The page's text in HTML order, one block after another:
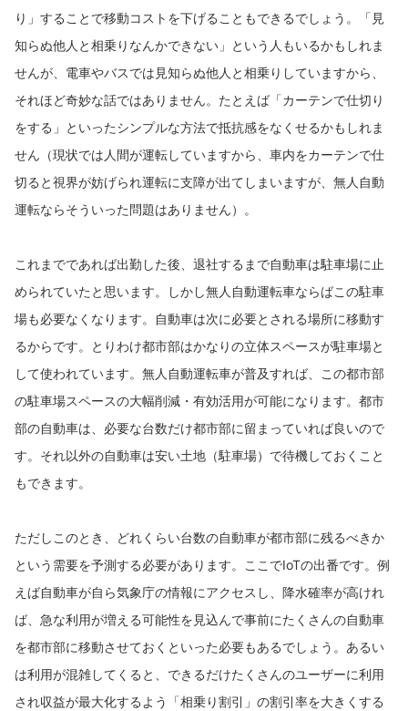
り」することで移動コストを下げることもできるでしょう。「見
知らぬ他人と相乗りなんかできない」という人もいるかもしれま
せんが、電車やバスでは見知らぬ他人と相乗りしていますから、
それほど奇妙な話ではありません。たとえば「カーテンで仕切り
をする」といったシンプルな方法で抵抗感をなくせるかもしれま
せん（現状では人間が運転していますから、車内をカーテンで仕
切ると視界が妨げられ運転に支障が出てしまいますが、無人自動
運転ならそういった問題はありません）。
これまでであれば出勤した後、退社するまで自動車は駐車場に止
められていたと思います。しかし無人自動運転車ならばこの駐車
場も必要なくなります。自動車は次に必要とされる場所に移動す
るからです。とりわけ都市部はかなりの立体スペースが駐車場と
して使われています。無人自動運転車が普及すれば、この都市部
の駐車場スペースの大幅削減・有効活用が可能になります。都市
部の自動車は、必要な台数だけ都市部に留まっていれば良いので
す。それ以外の自動車は安い土地（駐車場）で待機しておくこと
もできます。
ただしこのとき、どれくらい台数の自動車が都市部に残るべきか
という需要を予測する必要があります。ここでIoTの出番です。例
えば自動車が自ら気象庁の情報にアクセスし、降水確率が高けれ
ば、急な利用が増える可能性を見込んで事前にたくさんの自動車
を都市部に移動させておくといった必要もあるでしょう。あるい
は利用が混雑してくると、できるだけたくさんのユーザーに利用
され収益が最大化するよう「相乗り割引」の割引率を大きくする